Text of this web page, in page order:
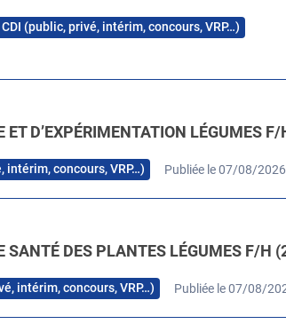
CDI (public, privé, intérim, concours, VRP…)
ET D’EXPÉRIMENTATION LÉGUMES
intérim, concours, VRP…) Publiée le 07/08/2026
SANTÉ DES PLANTES LÉGUMES F/H
intérim, concours, VRP…) Publiée le 07/08/